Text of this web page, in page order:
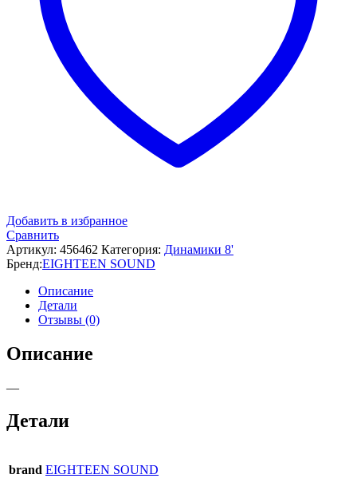
Добавить в избранное
Сравнить
Артикул: 456462 Категория: Динамики 8'
Бренд:EIGHTEEN SOUND
Описание
Детали
Отзывы (0)
Описание
—
Детали
brand EIGHTEEN SOUND